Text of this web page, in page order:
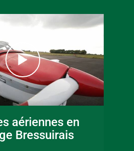
aériennes en
Bressuirais